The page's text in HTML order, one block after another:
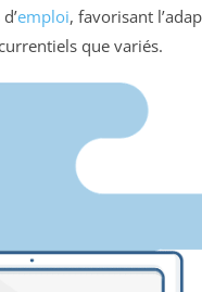
emploi, favorisant
que variés.